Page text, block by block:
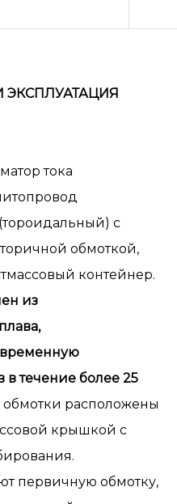
ЭКСПЛУАТАЦИЯ
тока
с
обмоткой,
контейнер.
из
в течение более 25
расположены
крышкой с
первичную обмотку,